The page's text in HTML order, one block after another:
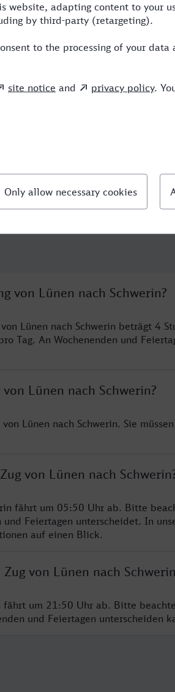
RE,ERB,ICE
von Lünen nach Schwerin?
Lünen nach Schwerin beträgt 4
Tag. An Wochenenden und
Lünen nach Schwerin?
Lünen nach Schwerin. Sie
von Lünen nach
fährt um 05:50 Uhr ab. Bitte
und Feiertagen unterscheidet. In
auf einen Blick.
von Lünen nach
fährt um 21:50 Uhr ab. Bitte
und Feiertagen unterscheiden